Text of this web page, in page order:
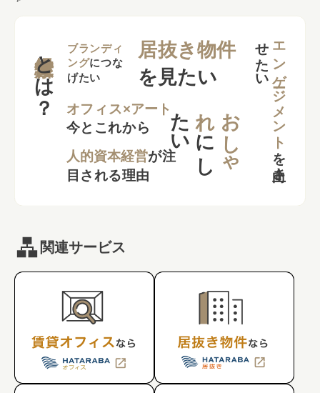
とは？
ブランディ
ングにつな
げたい
居抜き物件
を見たい
オフィス×アート
今とこれから
人的資本経営が注
目される理由
お
し
ゃ
れ
に
し
た
い エンゲージメント
を
向上さ
せ
た
い
関連サービス